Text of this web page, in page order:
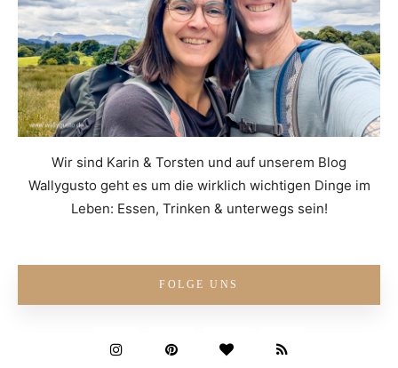
Wir sind Karin & Torsten und auf unserem Blog
Wallygusto geht es um die wirklich wichtigen Dinge im
Leben: Essen, Trinken & unterwegs sein!
FOLGE UNS